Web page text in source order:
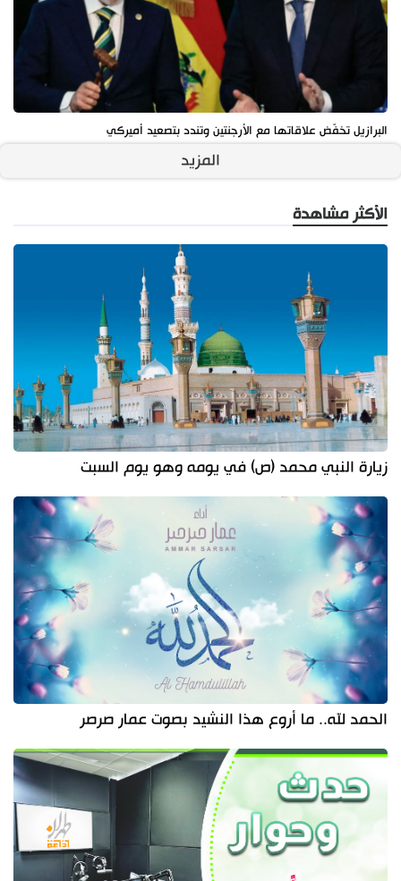
البرازيل تخفّض علاقاتها مع الأرجنتين وتندد بتصعيد أميركي
المزيد
الأكثر مشاهدة
زيارة النبي محمد (ص) في يومه وهو يوم السبت
الحمد لله.. ما أروع هذا النشيد بصوت عمار صرصر